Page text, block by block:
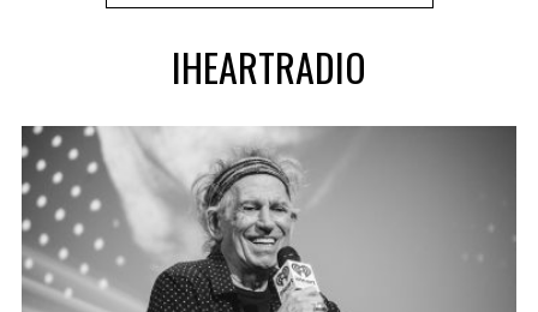
IHEARTRADIO